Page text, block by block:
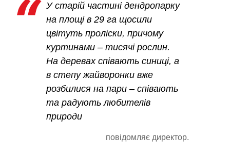
У старій частині дендропарку
на площі в 29 га щосили
цвітуть проліски, причому
куртинами – тисячі рослин.
На деревах співають синиці, а
в степу жайворонки вже
розбилися на пари – співають
та радують любителів
природи
повідомляє директор.